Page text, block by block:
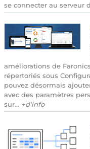
se connecter au serveur
améliorations de
répertoriés sous
pouvez désormais
avec des paramètres
sur... +d'info